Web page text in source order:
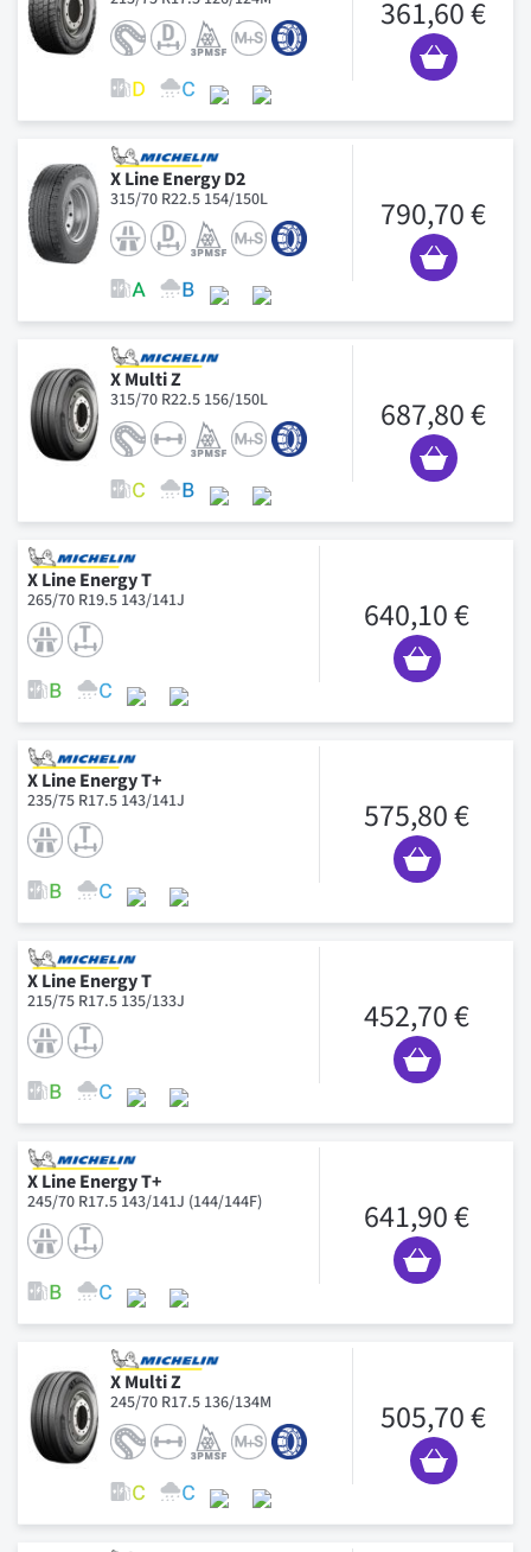
361,60 €
X Line Energy D2
315/70 R22.5 154/150L 790,70 €
X Multi Z
315/70 R22.5 156/150L 687,80 €
X Line Energy T
265/70 R19.5 143/141J 640,10 €
X Line Energy T+
235/75 R17.5 143/141J 575,80 €
X Line Energy T
215/75 R17.5 135/133J 452,70 €
X Line Energy T+
245/70 R17.5 143/141J (144/144F) 641,90 €
X Multi Z
245/70 R17.5 136/134M 505,70 €